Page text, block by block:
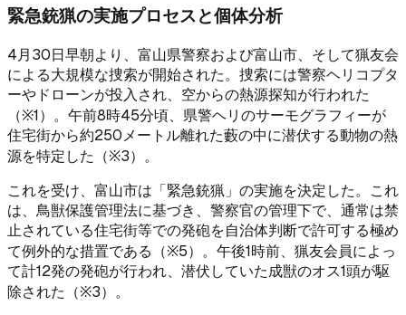
緊急銃猟の実施プロセスと個体分析
4月30日早朝より、富山県警察および富山市、そして猟友会
による大規模な捜索が開始された。捜索には警察ヘリコプタ
ーやドローンが投入され、空からの熱源探知が行われた
（※1）。午前8時45分頃、県警ヘリのサーモグラフィーが
住宅街から約250メートル離れた藪の中に潜伏する動物の熱
源を特定した（※3）。
これを受け、富山市は「緊急銃猟」の実施を決定した。これ
は、鳥獣保護管理法に基づき、警察官の管理下で、通常は禁
止されている住宅街等での発砲を自治体判断で許可する極め
て例外的な措置である（※5）。午後1時前、猟友会員によっ
て計12発の発砲が行われ、潜伏していた成獣のオス1頭が駆
除された（※3）。